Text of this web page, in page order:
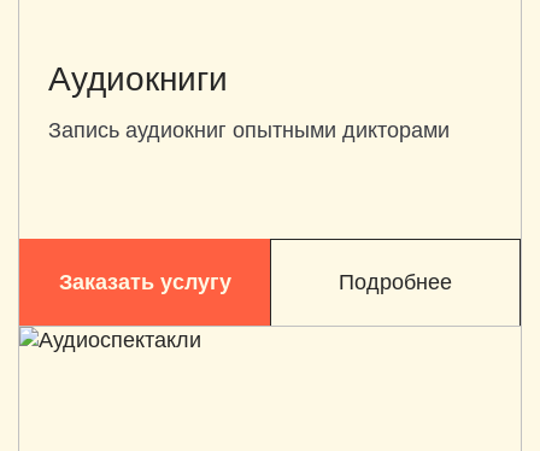
Аудиокниги
Запись аудиокниг опытными дикторами
Заказать услугу Подробнее